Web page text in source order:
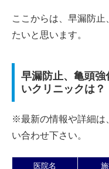
ここからは、早漏防
たいと思います。
早漏防止、亀頭
いクリニックは？
※最新の情報や詳細は
い合わせ下さい。
医院名